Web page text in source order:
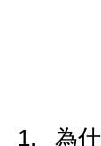
1. 為什